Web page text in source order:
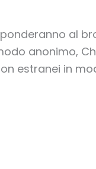
al
anonimo,
estranei in